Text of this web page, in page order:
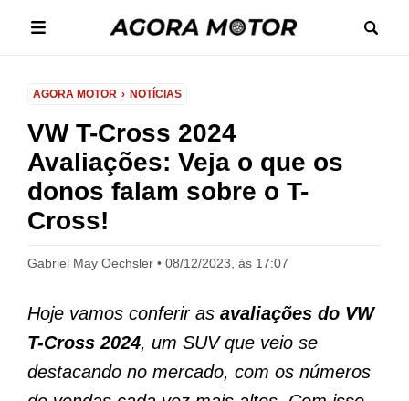
AGORA MOTOR NOTÍCIAS
VW T-Cross 2024
Avaliações: Veja o que os
donos falam sobre o T-
Cross!
Gabriel May Oechsler 08/12/2023, às 17:07
Hoje vamos conferir as avaliações do VW
T-Cross 2024, um SUV que veio se
destacando no mercado, com os números